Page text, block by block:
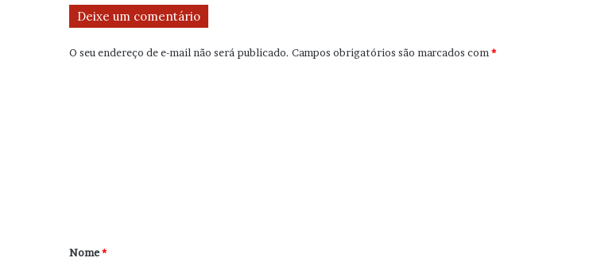
Deixe um comentário
O seu endereço de e-mail não será publicado. Campos obrigatórios são marcados com*
r
Nome*